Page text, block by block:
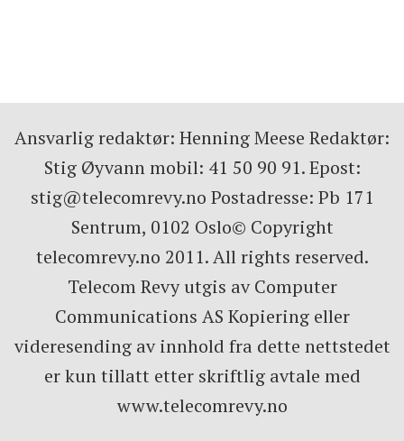
Ansvarlig redaktør: Henning Meese Redaktør:
Stig Øyvann mobil: 41 50 90 91. Epost:
stig@telecomrevy.no Postadresse: Pb 171
Sentrum, 0102 Oslo© Copyright
telecomrevy.no 2011. All rights reserved.
Telecom Revy utgis av Computer
Communications AS Kopiering eller
videresending av innhold fra dette nettstedet
er kun tillatt etter skriftlig avtale med
www.telecomrevy.no